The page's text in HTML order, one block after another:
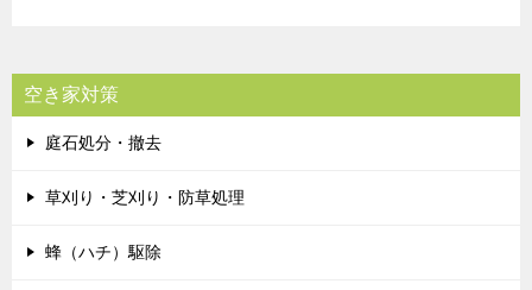
空き家対策
庭石処分・撤去
草刈り・芝刈り・防草処理
蜂（ハチ）駆除